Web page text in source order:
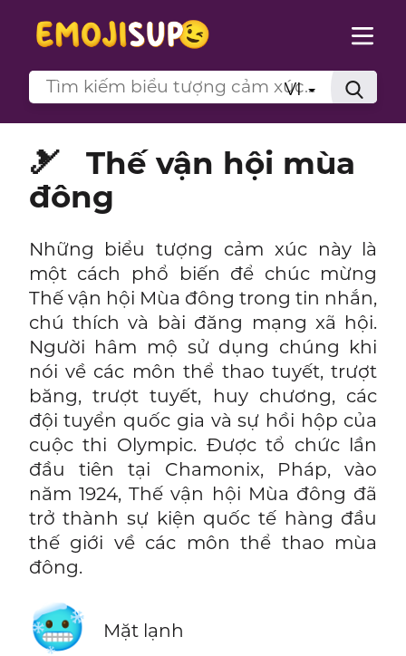
VI
🎿
Thế vận hội mùa
đông
Những biểu tượng cảm xúc này là
một cách phổ biến để chúc mừng
Thế vận hội Mùa đông trong tin nhắn,
chú thích và bài đăng mạng xã hội.
Người hâm mộ sử dụng chúng khi
nói về các môn thể thao tuyết, trượt
băng, trượt tuyết, huy chương, các
đội tuyển quốc gia và sự hồi hộp của
cuộc thi Olympic. Được tổ chức lần
đầu tiên tại Chamonix, Pháp, vào
năm 1924, Thế vận hội Mùa đông đã
trở thành sự kiện quốc tế hàng đầu
thế giới về các môn thể thao mùa
đông.
🥶 Mặt lạnh